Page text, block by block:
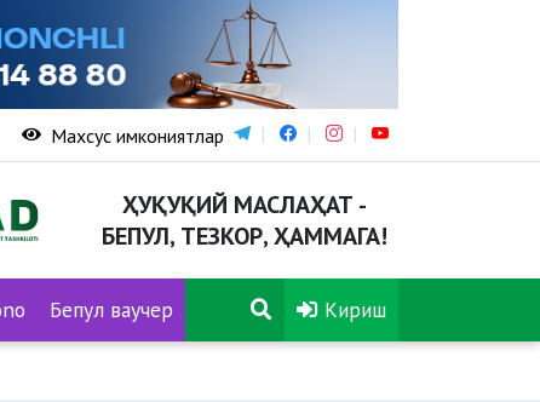
Махсус имкониятлар
ҲУҚУҚИЙ МАСЛАҲАТ -
БЕПУЛ, ТЕЗКОР, ҲАММАГА!
Бепул ваучер Кириш